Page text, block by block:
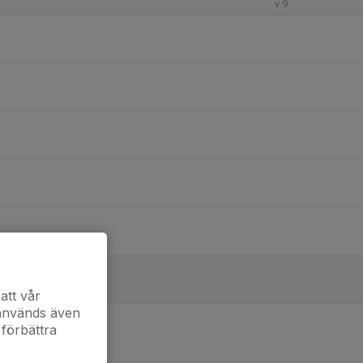
v.9
vår
även